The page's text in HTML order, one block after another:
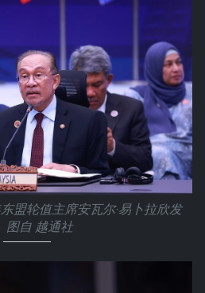
盟轮值主席安瓦尔·易卜拉欣发
图自 越通社